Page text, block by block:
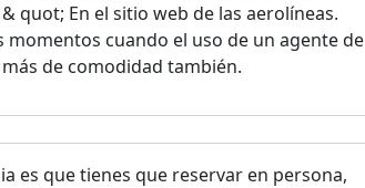
quot; En el sitio web de las aerolíneas.
momentos cuando el uso de un agente de
de comodidad también.
es que tienes que reservar en persona,